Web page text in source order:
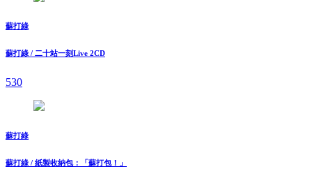
蘇打綠
蘇打綠 / 二十站一刻Live 2CD
530
蘇打綠
蘇打綠 / 紙製收納包：「蘇打包！」